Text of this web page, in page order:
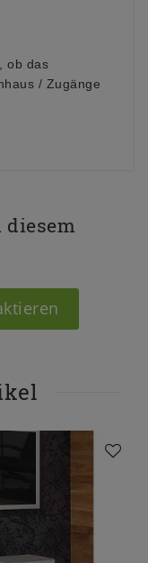
ob das
/ Zugänge
diesem